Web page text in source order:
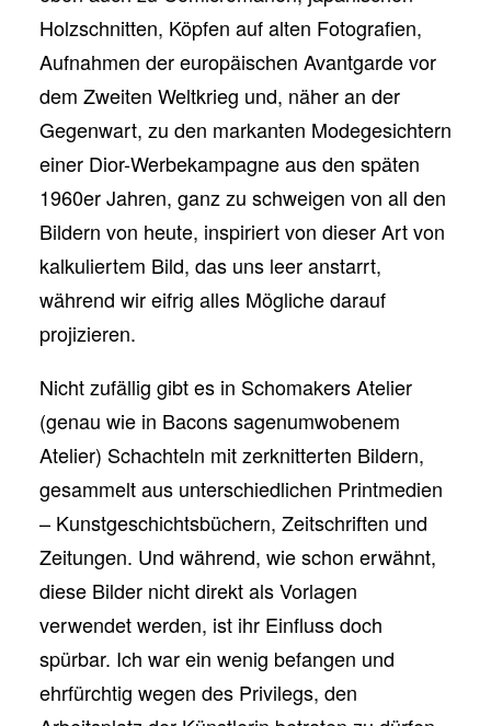
Holzschnitten, Köpfen auf alten Fotografien,
Aufnahmen der europäischen Avantgarde vor
dem Zweiten Weltkrieg und, näher an der
Gegenwart, zu den markanten Modegesichtern
einer Dior-Werbekampagne aus den späten
1960er Jahren, ganz zu schweigen von all den
Bildern von heute, inspiriert von dieser Art von
kalkuliertem Bild, das uns leer anstarrt,
während wir eifrig alles Mögliche darauf
projizieren.
Nicht zufällig gibt es in Schomakers Atelier
(genau wie in Bacons sagenumwobenem
Atelier) Schachteln mit zerknitterten Bildern,
gesammelt aus unterschiedlichen Printmedien
– Kunstgeschichtsbüchern, Zeitschriften und
Zeitungen. Und während, wie schon erwähnt,
diese Bilder nicht direkt als Vorlagen
verwendet werden, ist ihr Einfluss doch
spürbar. Ich war ein wenig befangen und
ehrfürchtig wegen des Privilegs, den